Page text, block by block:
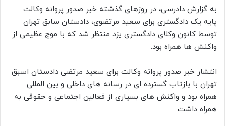
به گزارش دادرسی، در روزهای گذشته خبر صدور پروانه وکالت
پایه یک دادگستری برای سعید مرتضوی، دادستان سابق تهران
توسط کانون وکلای دادگستری یزد منتظر شد که با موج عظیمی از
واکنش ها همراه بود.
انتشار خبر صدور پروانه وکالت برای سعید مرتضی دادستان اسبق
تهران با بازتاب گسترده ای در رسانه های داخلی و بین المللی
همراه بود و واکنش های بسیاری از فعالین اجتماعی و حقوقی به
همراه داشت.